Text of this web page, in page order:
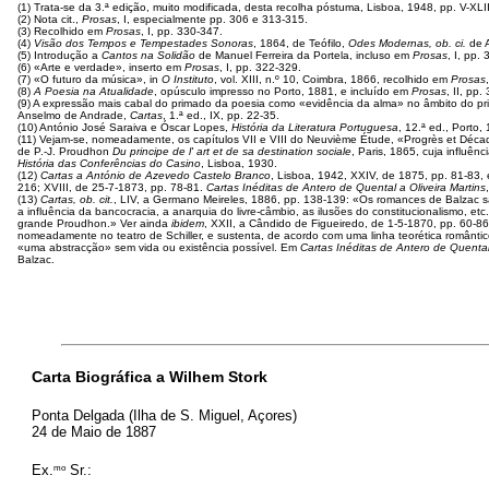
(1) Trata-se da 3.ª edição, muito modificada, desta recolha póstuma, Lisboa, 1948, pp. V-
(2) Nota cit., Prosas , I, especialmente pp. 306 e 313-315.
(3) Recolhido em Prosas , I, pp. 330-347.
(4) Visão dos Tempos e Tempestades Sonoras , 1864, de Teófilo, Odes Modernas, ob. ci. de
(5) Introdução a Cantos na Solidão de Manuel Ferreira da Portela, incluso em Prosas , I, pp.
(6) «Arte e verdade», inserto em Prosas , I, pp. 322-329.
(7) «O futuro da música», in O Instituto , vol. XIII, n.º 10, Coimbra, 1866, recolhido em Prosas
(8) A Poesia na Atualidade , opúsculo impresso no Porto, 1881, e incluído em Prosas , II, pp.
(9) A expressão mais cabal do primado da poesia como «evidência da alma» no âmbito do
Anselmo de Andrade, Cartas , 1.ª ed., IX, pp. 22-35.
(10) António José Saraiva e Óscar Lopes, História da Literatura Portuguesa , 12.ª ed.,
(11) Vejam-se, nomeadamente, os capítulos VII e VIII do Neuvième Étude, «Progrès et
de P.-J. Proudhon Du principe de l' art et de sa destination sociale , Paris, 1865, cuja
História das Conferências do Casino , Lisboa, 1930.
(12) Cartas a António de Azevedo Castelo Branco , Lisboa, 1942, XXIV, de 1875, pp. 81-
216; XVIII, de 25-7-1873, pp. 78-81. Cartas Inéditas de Antero de Quental a Oliveira Martins
(13) Cartas, ob. cit.
, LIV, a Germano Meireles, 1886, pp. 138-139: «Os romances de
a influência da bancocracia, a anarquia do livre-câmbio, as ilusões do constitucionalismo,
grande Proudhon.» Ver ainda ibidem , XXII, a Cândido de Figueiredo, de 1-5-1870, pp. 60-
nomeadamente no teatro de Schiller, e sustenta, de acordo com uma linha teorética
«uma abstracção» sem vida ou existência possível. Em Cartas Inéditas de Antero de
Balzac.
Carta Biográfica a Wilhem Stork
Ponta Delgada (Ilha de S. Miguel, Açores)
24 de Maio de 1887
Ex.mo Sr.: